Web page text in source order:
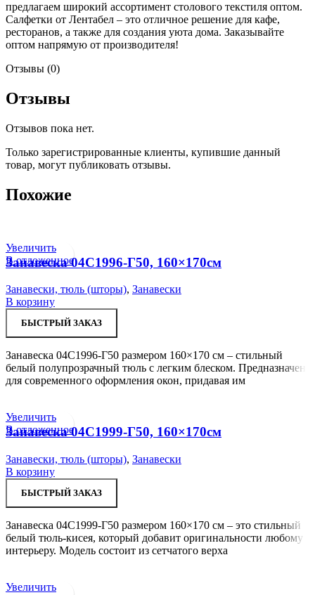
предлагаем широкий ассортимент столового текстиля оптом.
Салфетки от Лентабел – это отличное решение для кафе,
ресторанов, а также для создания уюта дома. Заказывайте
оптом напрямую от производителя!
Отзывы (0)
Отзывы
Отзывов пока нет.
Только зарегистрированные клиенты, купившие данный
товар, могут публиковать отзывы.
Похожие
Увеличить
В отложенное
Занавеска 04С1996-Г50, 160×170см
Занавески, тюль (шторы), Занавески
В корзину
БЫСТРЫЙ ЗАКАЗ
Занавеска 04С1996-Г50 размером 160×170 см – стильный
белый полупрозрачный тюль с легким блеском. Предназначен
для современного оформления окон, придавая им
Увеличить
В отложенное
Занавеска 04С1999-Г50, 160×170см
Занавески, тюль (шторы), Занавески
В корзину
БЫСТРЫЙ ЗАКАЗ
Занавеска 04С1999-Г50 размером 160×170 см – это стильный
белый тюль-кисея, который добавит оригинальности любому
интерьеру. Модель состоит из сетчатого верха
Увеличить